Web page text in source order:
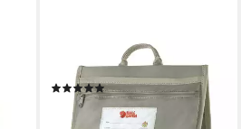
Taschenorganizer Kånken
(1)
49,47 €
leider ausverkauft